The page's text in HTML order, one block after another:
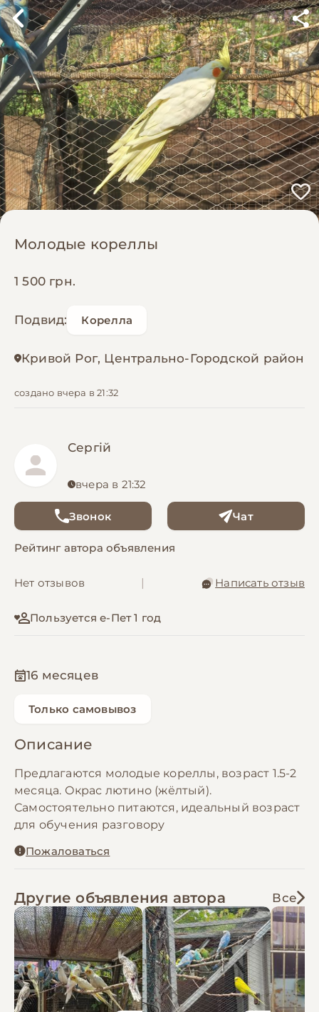
Молодые кореллы
1 500 грн.
Подвид: Корелла
Кривой Рог, Центрально-Городской район
создано вчера в 21:32
Сергій
вчера в 21:32
Звонок Чат
Рейтинг автора объявления
Нет отзывов Написать отзыв
Пользуется е-Пет 1 год
16 месяцев
Только самовывоз
Описание
Предлагаются молодые кореллы, возраст 1.5-2
месяца. Окрас лютино (жёлтый).
Самостоятельно питаются, идеальный возраст
для обучения разговору
Пожаловаться
Другие объявления автора Все